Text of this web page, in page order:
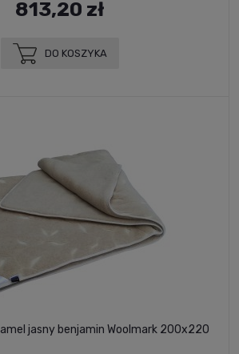
813,20 zł
DO KOSZYKA
jasny benjamin Woolmark 200x220